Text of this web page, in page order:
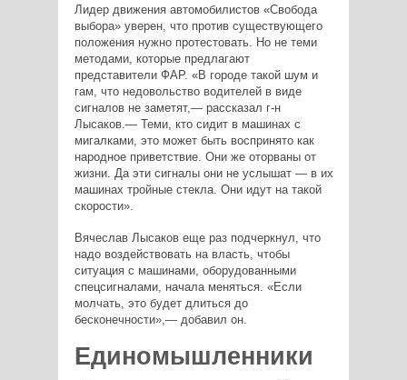
Лидер движения автомобилистов «Свобода
выбора» уверен, что против существующего
положения нужно протестовать. Но не теми
методами, которые предлагают
представители ФАР. «В городе такой шум и
гам, что недовольство водителей в виде
сигналов не заметят,— рассказал г-н
Лысаков.— Теми, кто сидит в машинах с
мигалками, это может быть воспринято как
народное приветствие. Они же оторваны от
жизни. Да эти сигналы они не услышат — в их
машинах тройные стекла. Они идут на такой
скорости».
Вячеслав Лысаков еще раз подчеркнул, что
надо воздействовать на власть, чтобы
ситуация с машинами, оборудованными
спецсигналами, начала меняться. «Если
молчать, это будет длиться до
бесконечности»,— добавил он.
Единомышленники